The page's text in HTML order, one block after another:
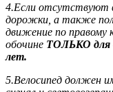
4.Если отсутствуют
дорожки, а также
движение по правому
обочине ТОЛЬКО для
лет.
5.Велосипед должен